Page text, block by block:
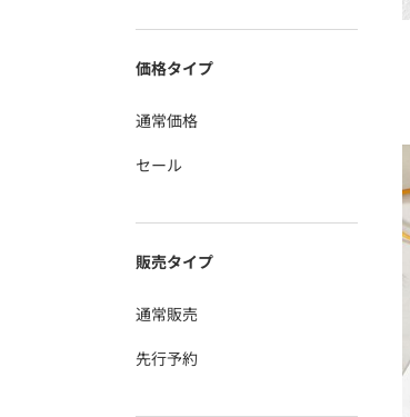
価格タイプ
通常価格
セール
販売タイプ
通常販売
先行予約